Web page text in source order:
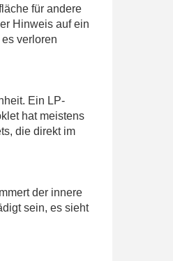
für andere
Hinweis auf ein
verloren
Ein LP-
hat meistens
die direkt im
der innere
sein, es sieht